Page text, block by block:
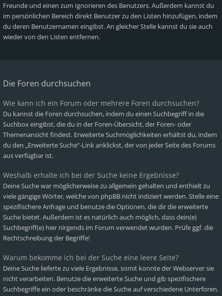
Freunde und einen zum Ignorieren des Benutzers. Außerdem kannst du
im persönlichen Bereich direkt Benutzer zu den Listen hinzufügen, indem
du deren Benutzernamen eingibst. An gleicher Stelle kannst du sie auch
wieder von den Listen entfernen.
Die Foren durchsuchen
Wie kann ich ein Forum oder mehrere Foren durchsuchen?
Du kannst die Foren durchsuchen, indem du einen Suchbegriff in die
Suchbox eingibst, die du in der Foren-Übersicht, der Foren- oder
Themenansicht findest. Erweiterte Suchmöglichkeiten erhältst du, indem
du den „Erweiterte Suche“-Link anklickst, der von jeder Seite des Forums
aus verfügbar ist.
Weshalb erhalte ich bei der Suche keine Ergebnisse?
Deine Suche war möglicherweise zu allgemein gehalten und enthielt zu
viele gängige Wörter, welche von phpBB nicht indiziert werden. Stelle eine
spezifischere Anfrage und benutze die Optionen, die dir die erweiterte
Suche bietet. Außerdem ist es natürlich auch möglich, dass dein(e)
Suchbegriff(e) hier nirgends im Forum verwendet wurden. Prüfe ggf. die
Rechtschreibung der Begriffe!
Warum bekomme ich bei der Suche eine leere Seite?
Deine Suche lieferte zu viele Ergebnisse, somit konnte der Webserver sie
nicht verarbeiten. Benutze die erweiterte Suche und gib spezifischere
Suchbegriffe ein oder beschränke die Suche auf verschiedene Unterforen.